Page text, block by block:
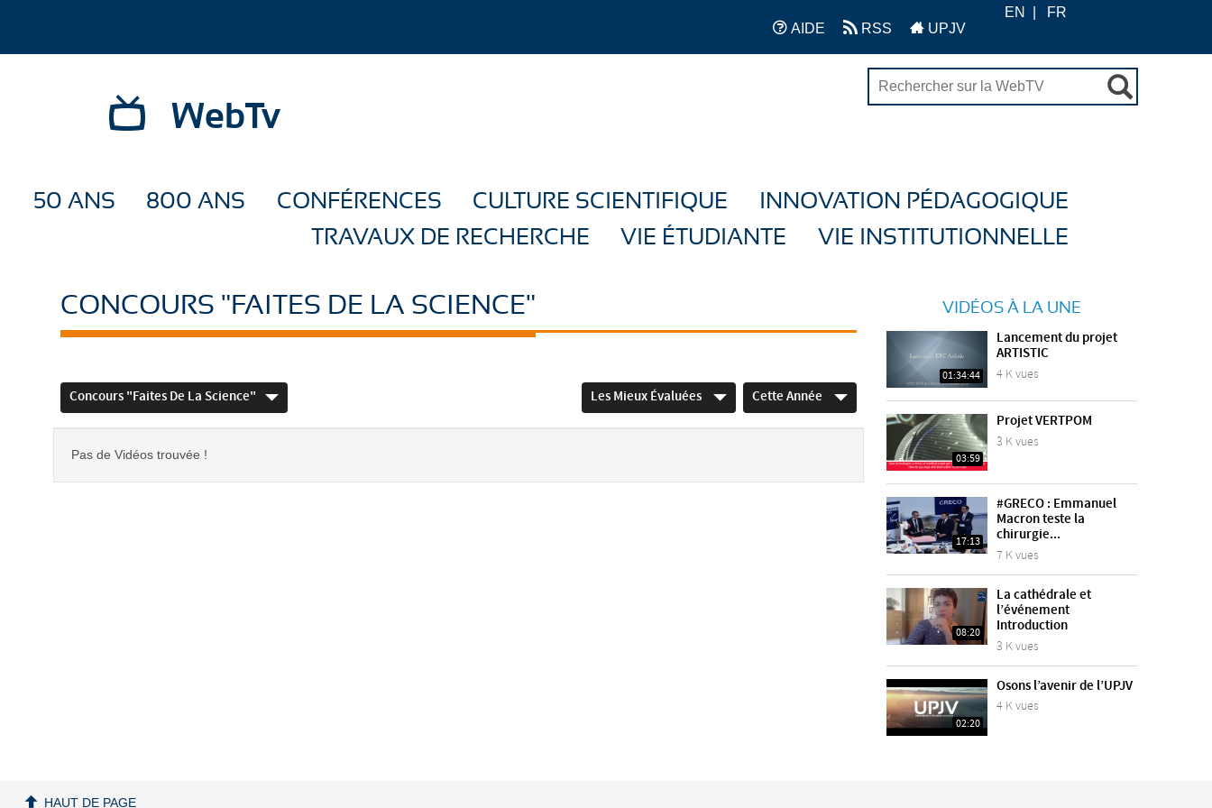
AIDE RSS UPJV
EN FR
WebTv
50 ANS 800 ANS CONFÉRENCES CULTURE SCIENTIFIQUE
INNOVATION PÉDAGOGIQUE
TRAVAUX DE RECHERCHE
VIE ÉTUDIANTE VIE INSTITUTIONNELLE
CONCOURS "FAITES DE LA SCIENCE"
Concours "Faites De La Science" Les Mieux Évaluées Cette Année
Pas de Vidéos trouvée !
VIDÉOS À LA UNE
01:34:44
Lancement du projet
ARTISTIC
4 K vues
03:59
Projet VERTPOM
3 K vues
17:13
#GRECO : Emmanuel
Macron teste la
chirurgie...
7 K vues
08:20
La cathédrale et
l’événement
Introduction
3 K vues
02:20
Osons l’avenir de l’UPJV
4 K vues
HAUT DE PAGE